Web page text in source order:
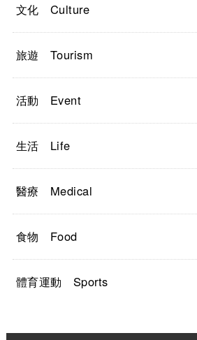
文化 Culture
旅遊 Tourism
活動 Event
生活 Life
醫療 Medical
食物 Food
體育運動 Sports